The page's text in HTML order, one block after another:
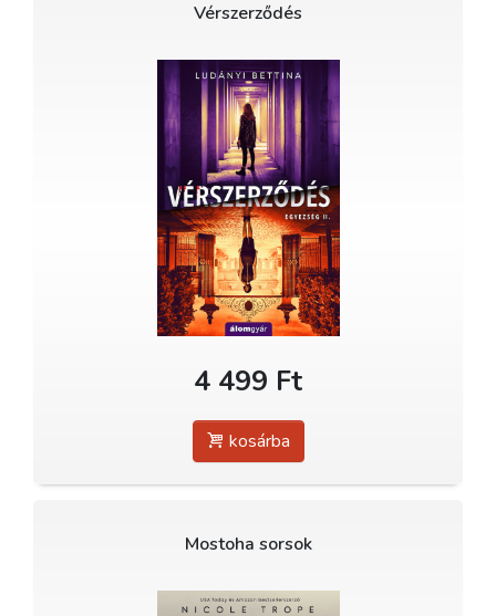
Vérszerződés
4 499 Ft
kosárba
Mostoha sorsok